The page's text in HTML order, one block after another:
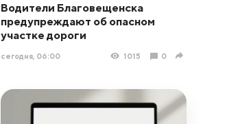
Водители Благовещенска
предупреждают об опасном
участке дороги
сегодня, 06:00 1015 0